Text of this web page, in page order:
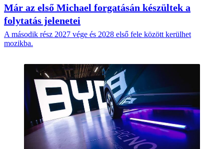
Már az első Michael forgatásán készültek a
folytatás jelenetei
A második rész 2027 vége és 2028 első fele között kerülhet
mozikba.